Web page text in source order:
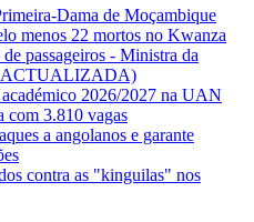
Dama de Moçambique
menos 22 mortos no Kwanza
passageiros - Ministra da
ACTUALIZADA)
2026/2027 na UAN
com 3.810 vagas
a angolanos e garante
contra as "kinguilas" nos